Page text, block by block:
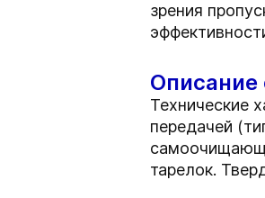
зрения
Описание
Технические
передачей
тарелок.